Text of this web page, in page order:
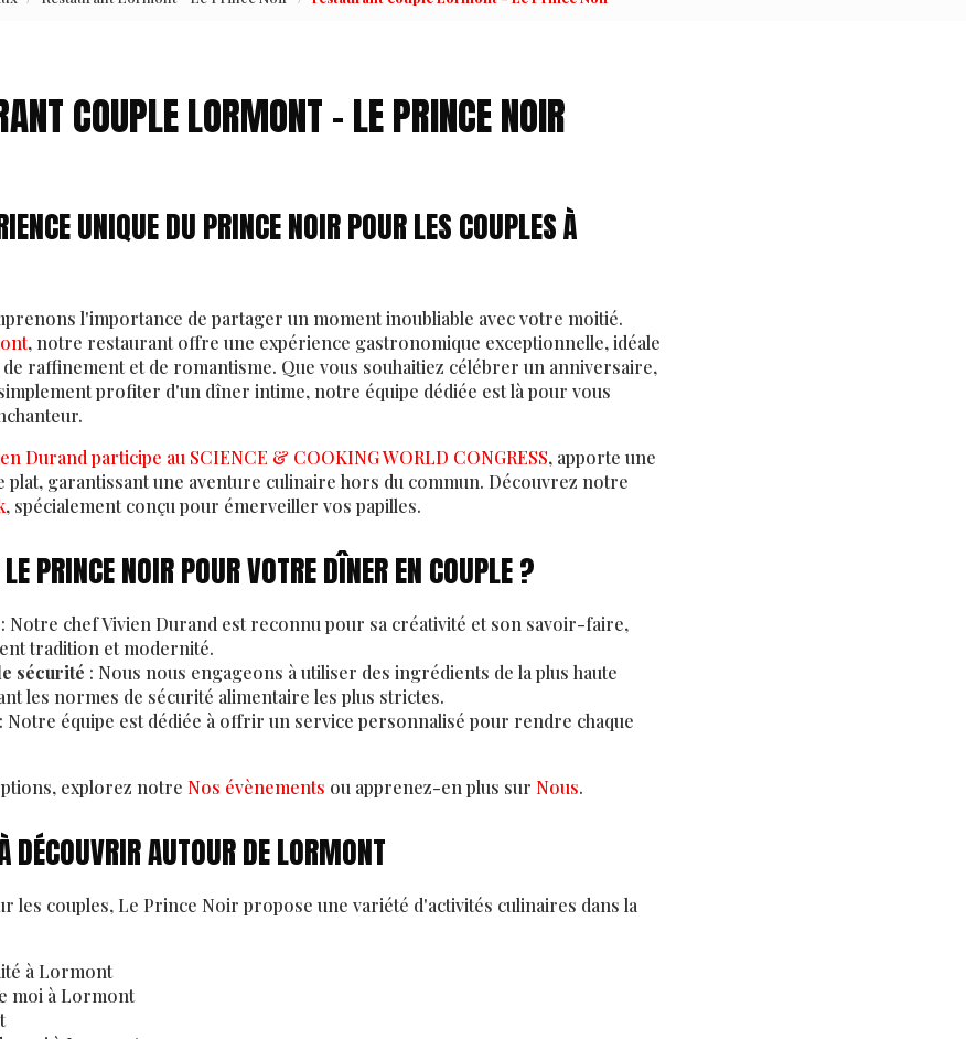
COUPLE LORMONT - LE PRINCE NOIR
UNIQUE DU PRINCE NOIR POUR LES COUPLES À
l'importance de partager un moment inoubliable avec votre moitié.
, notre restaurant offre une expérience gastronomique exceptionnelle, idéale
raffinement et de romantisme. Que vous souhaitiez célébrer un anniversaire,
profiter d'un dîner intime, notre équipe dédiée est là pour vous
Durand participe au SCIENCE & COOKING WORLD CONGRESS, apporte une
plat, garantissant une aventure culinaire hors du commun. Découvrez notre
, spécialement conçu pour émerveiller vos papilles.
PRINCE NOIR POUR VOTRE DÎNER EN COUPLE ?
: Notre chef Vivien Durand est reconnu pour sa créativité et son savoir-faire,
tradition et modernité.
sécurité : Nous nous engageons à utiliser des ingrédients de la plus haute
les normes de sécurité alimentaire les plus strictes.
Notre équipe est dédiée à offrir un service personnalisé pour rendre chaque
explorez notre Nos évènements ou apprenez-en plus sur Nous.
DÉCOUVRIR AUTOUR DE LORMONT
les couples, Le Prince Noir propose une variété d'activités culinaires dans la
à Lormont
moi à Lormont